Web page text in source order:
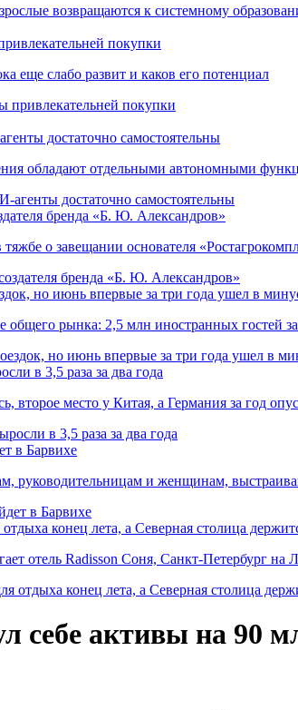
покупки
еще слабо развит и каков его потенциал
достаточно самостоятельны
обладают отдельными автономными
бренда «Б. Ю. Александров»
о завещании основателя
но июнь впервые за три года ушел в
общего рынка: 2,5 млн иностранных гостей
в 3,5 раза за два года
второе место у Китая, а Германия за год
в Барвихе
руководительницам и женщинам,
конец лета, а Северная столица
отель Radisson Соня, Санкт-Петербург на
себе активы на 90